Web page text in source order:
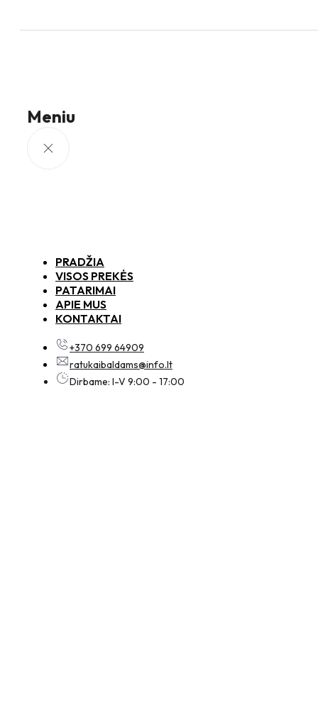
Meniu
PRADŽIA
VISOS PREKĖS
PATARIMAI
APIE MUS
KONTAKTAI
+370 699 64909
ratukaibaldams@info.lt
Dirbame: I-V 9:00 - 17:00